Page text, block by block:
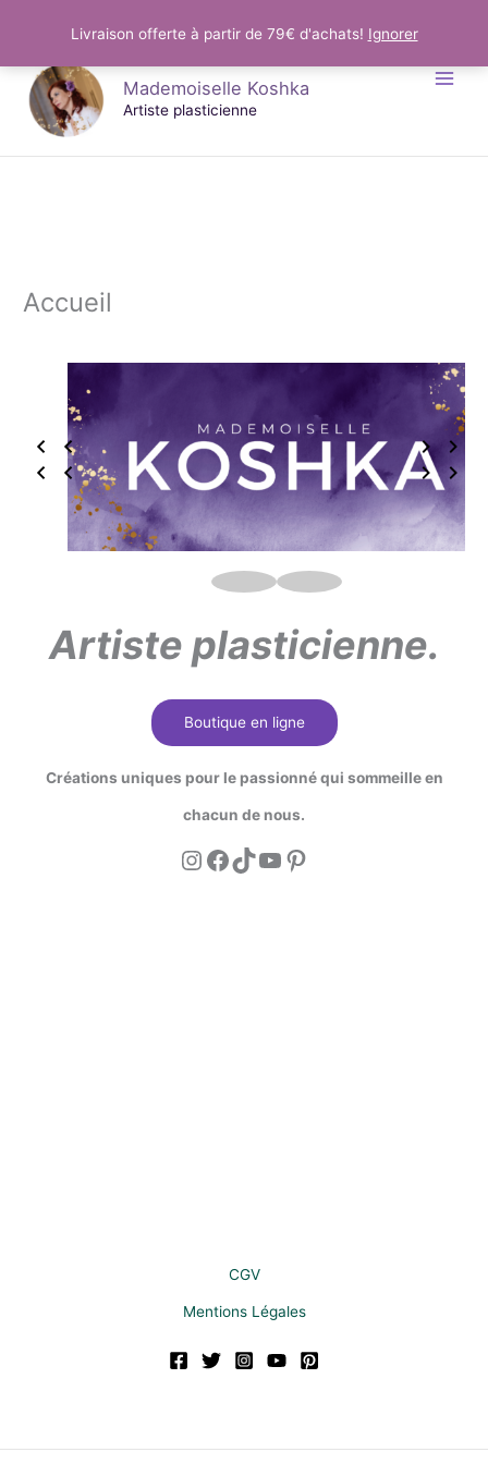
Livraison offerte à partir de 79€ d'achats! Ignorer
contenu Mademoiselle Koshka
Artiste plasticienne
Accueil
Artiste plasticienne.
Boutique en ligne
Créations uniques pour le passionné qui sommeille en
chacun de nous.
Instagram
Facebook
TikTok
YouTube
Pinterest
CGV
Mentions Légales